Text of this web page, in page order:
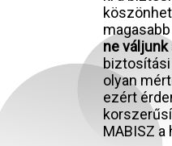
ne
biztosítási
olyan
ezért
MABISZ